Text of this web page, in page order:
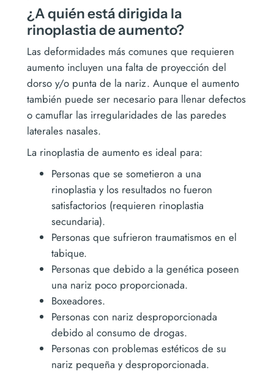
¿A quién está dirigida la
rinoplastia de aumento?
Las deformidades más comunes que requieren
aumento incluyen una falta de proyección del
dorso y/o punta de la nariz. Aunque el aumento
también puede ser necesario para llenar defectos
o camuflar las irregularidades de las paredes
laterales nasales.
La rinoplastia de aumento es ideal para:
Personas que se sometieron a una
rinoplastia y los resultados no fueron
satisfactorios (requieren rinoplastia
secundaria).
Personas que sufrieron traumatismos en el
tabique.
Personas que debido a la genética poseen
una nariz poco proporcionada.
Boxeadores.
Personas con nariz desproporcionada
debido al consumo de drogas.
Personas con problemas estéticos de su
nariz pequeña y desproporcionada.